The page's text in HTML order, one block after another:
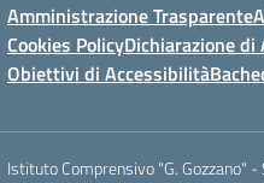
Amministrazione Trasparente
Cookies PolicyDichiarazione
Obiettivi di Accessibilità
Istituto Comprensivo "G. Gozzano"